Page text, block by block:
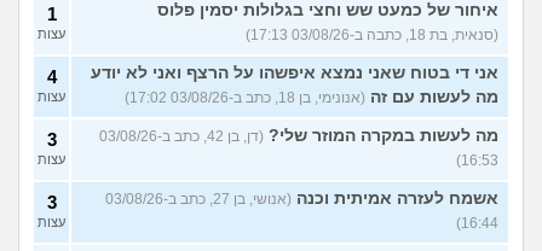
איחור של כמעט שש וחצי בגלולות יסמין פלוס
(סנאית, בת 18, כתבה ב-03/08/26 17:13)
1
עצות
אני די בטוח שאני נמצא איפשהו על הרצף ואני לא יודע
מה לעשות עם זה (אנונימי, בן 18, כתב ב-03/08/26 17:02)
4
עצות
מה לעשות במקרה המוזר שלי?
(דן, בן 42, כתב ב-03/08/26
16:53)
3
עצות
אשמח לעזרה אמיתית וכנה
(אנושי, בן 27, כתב ב-03/08/26
16:44)
3
עצות